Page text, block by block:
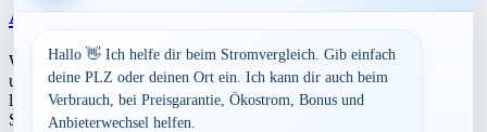
Aktuelle Strompreise in 42655 Solingen
Werbung Den aktuellen Strompreis in 42655 Solingen und die
ungefährend Kosten bei Stromanbietern können Sie hier berechnen
lassen. Preisvergleich: powered by TARIFCHECK24 GmbH Die
Strompreise […]
Hallo 👋 Ich helfe dir beim Stromvergleich. Gib einfach
deine PLZ oder deinen Ort ein. Ich kann dir auch beim
Verbrauch, bei Preisgarantie, Ökostrom, Bonus und
Anbieterwechsel helfen.